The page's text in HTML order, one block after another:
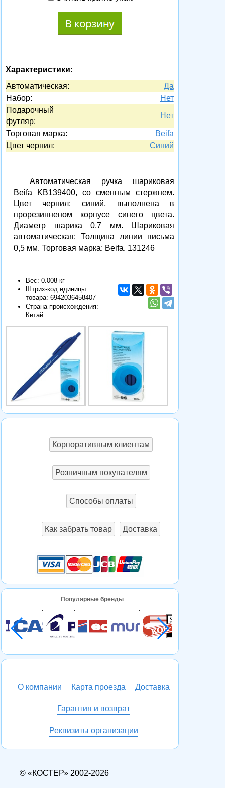
Характеристики:
Автоматическая:
Да
Набор:
Нет
Подарочный
футляр:
Нет
Торговая марка:
Beifa
Цвет чернил:
Синий
Автоматическая ручка шариковая
Beifa KB139400, со сменным стержнем.
Цвет чернил: синий, выполнена в
прорезинненом корпусе синего цвета.
Диаметр шарика 0,7 мм. Шариковая
автоматическая: Толщина линии письма
0,5 мм. Торговая марка: Beifa. 131246
Вес: 0.008 кг
Штрих-код единицы
товара: 6942036458407
Страна происхождения:
Китай
Корпоративным клиентам
Розничным покупателям
Способы оплаты
Как забрать товар Доставка
Популярные бренды
О компании Карта проезда Доставка
Гарантия и возврат
Реквизиты организации
© «КОСТЕР» 2002-2026